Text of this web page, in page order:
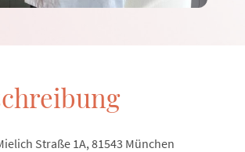
Straße 1A, 81543 München